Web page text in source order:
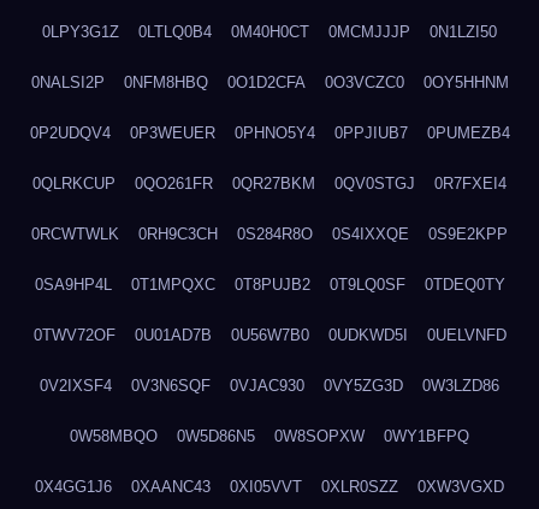
0LPY3G1Z 0LTLQ0B4 0M40H0CT 0MCMJJJP 0N1LZI50
0NALSI2P 0NFM8HBQ 0O1D2CFA 0O3VCZC0 0OY5HHNM
0P2UDQV4 0P3WEUER 0PHNO5Y4 0PPJIUB7 0PUMEZB4
0QLRKCUP 0QO261FR 0QR27BKM 0QV0STGJ 0R7FXEI4
0RCWTWLK 0RH9C3CH 0S284R8O 0S4IXXQE 0S9E2KPP
0SA9HP4L 0T1MPQXC 0T8PUJB2 0T9LQ0SF 0TDEQ0TY
0TWV72OF 0U01AD7B 0U56W7B0 0UDKWD5I 0UELVNFD
0V2IXSF4 0V3N6SQF 0VJAC930 0VY5ZG3D 0W3LZD86
0W58MBQO 0W5D86N5 0W8SOPXW 0WY1BFPQ
0X4GG1J6 0XAANC43 0XI05VVT 0XLR0SZZ 0XW3VGXD